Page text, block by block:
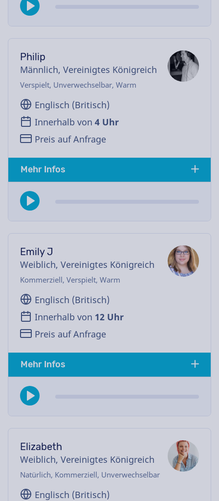
Philip
Männlich, Vereinigtes Königreich
Verspielt, Unverwechselbar, Warm
Englisch (Britisch)
Innerhalb von 4 Uhr
Preis auf Anfrage
Mehr Infos
Emily J
Weiblich, Vereinigtes Königreich
Kommerziell, Verspielt, Warm
Englisch (Britisch)
Innerhalb von 12 Uhr
Preis auf Anfrage
Mehr Infos
Elizabeth
Weiblich, Vereinigtes Königreich
Natürlich, Kommerziell, Unverwechselbar
Englisch (Britisch)